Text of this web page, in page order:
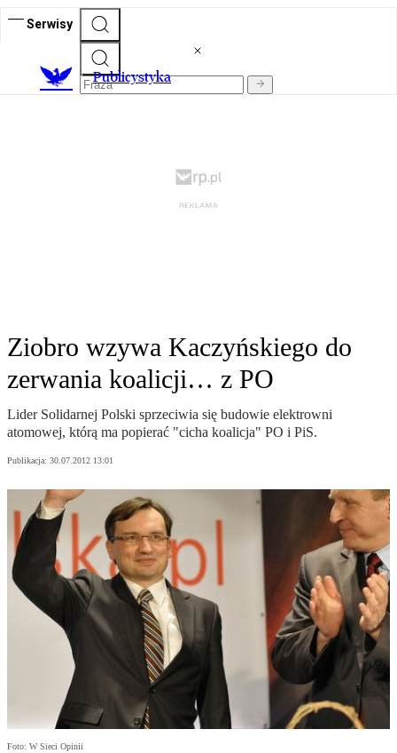
Serwisy
Publicystyka
Ziobro wzywa Kaczyńskiego do
zerwania koalicji… z PO
Lider Solidarnej Polski sprzeciwia się budowie elektrowni
atomowej, którą ma popierać "cicha koalicja" PO i PiS.
Publikacja: 30.07.2012 13:01
Foto: W Sieci Opinii